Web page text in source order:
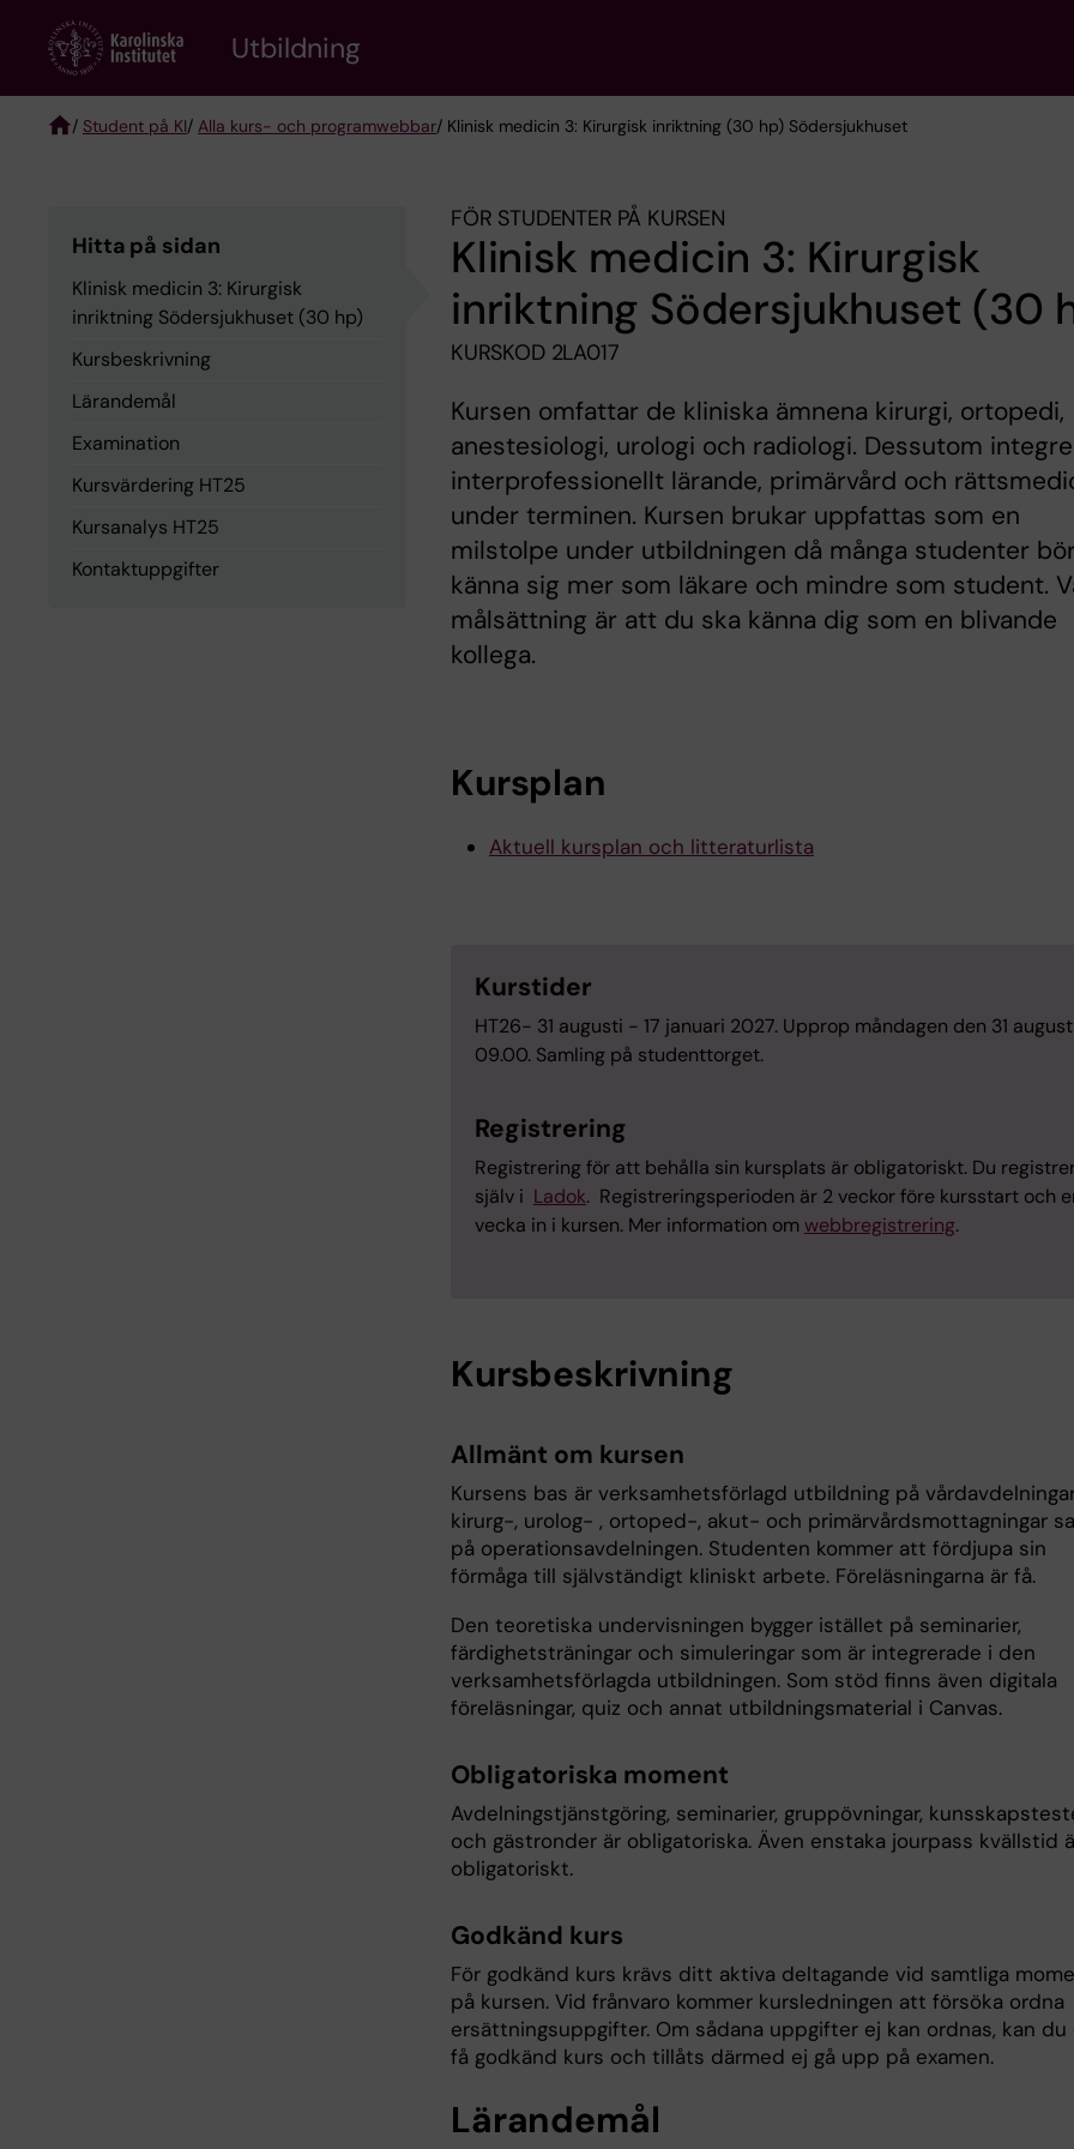
content
Utbildning
/ Student på KI/ Alla kurs- och programwebbar/ Klinisk medicin 3: Kirurgisk inriktning (30 hp) Södersjukhuset
Hitta på sidan
Klinisk medicin 3: Kirurgisk
inriktning Södersjukhuset (30 hp)
Kursbeskrivning
Lärandemål
Examination
Kursvärdering HT25
Kursanalys HT25
Kontaktuppgifter
FÖR STUDENTER PÅ KURSEN
Klinisk medicin 3: Kirurgisk
inriktning Södersjukhuset (30
KURSKOD 2LA017
Kursen omfattar de kliniska ämnena kirurgi, ortopedi,
anestesiologi, urologi och radiologi. Dessutom
interprofessionellt lärande, primärvård och
under terminen. Kursen brukar uppfattas som en
milstolpe under utbildningen då många studenter
känna sig mer som läkare och mindre som student.
målsättning är att du ska känna dig som en blivande
kollega.
Kursplan
Aktuell kursplan och litteraturlista
Kurstider
HT26- 31 augusti - 17 januari 2027. Upprop måndagen den 31
09.00. Samling på studenttorget.
Registrering
Registrering för att behålla sin kursplats är obligatoriskt. Du
själv i Ladok. Registreringsperioden är 2 veckor före kursstart och
vecka in i kursen. Mer information om webbregistrering.
Kursbeskrivning
Allmänt om kursen
Kursens bas är verksamhetsförlagd utbildning på
kirurg-, urolog- , ortoped-, akut- och primärvårdsmottagningar
på operationsavdelningen. Studenten kommer att fördjupa sin
förmåga till självständigt kliniskt arbete. Föreläsningarna är få.
Den teoretiska undervisningen bygger istället på seminarier,
färdighetsträningar och simuleringar som är integrerade i den
verksamhetsförlagda utbildningen. Som stöd finns även digitala
föreläsningar, quiz och annat utbildningsmaterial i Canvas.
Obligatoriska moment
Avdelningstjänstgöring, seminarier, gruppövningar,
och gästronder är obligatoriska. Även enstaka jourpass kvällstid
obligatoriskt.
Godkänd kurs
För godkänd kurs krävs ditt aktiva deltagande vid samtliga
på kursen. Vid frånvaro kommer kursledningen att försöka ordna
ersättningsuppgifter. Om sådana uppgifter ej kan ordnas, kan du
få godkänd kurs och tillåts därmed ej gå upp på examen.
Lärandemål